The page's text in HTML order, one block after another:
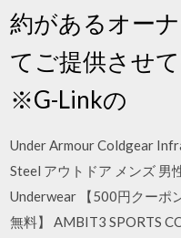
約があるオー
てご提供させ
※G-Linkの
Under Armour Coldgear
Steel アウトドア メンズ 男
Underwear 【500円クーポ
無料】 AMBIT3 SPORTS